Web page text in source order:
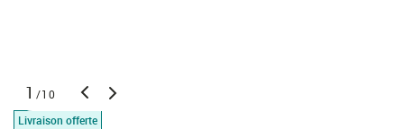
1 /10
Livraison offerte